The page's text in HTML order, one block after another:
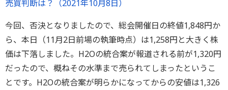
売買判断は？（2021年10月8日）
今回、否決となりましたので、総会開催日の終値1,848円か
ら、本日（11月2日前場の執筆時点）は1,258円と大きく株
価は下落しました。H2Oの統合案が報道される前が1,320円
だったので、概ねその水準まで売られてしまったというこ
とです。H2Oの統合案が明らかになってからの安値は1,326